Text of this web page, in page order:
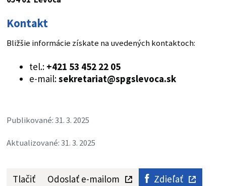
Kontakt
Bližšie informácie získate na uvedených kontaktoch:
tel.: +421 53 452 22 05
e-mail:sekretariat@spgslevoca.sk
Publikované: 31. 3. 2025
Aktualizované: 31. 3. 2025
Tlačiť Odoslať e-mailom Zdieľať